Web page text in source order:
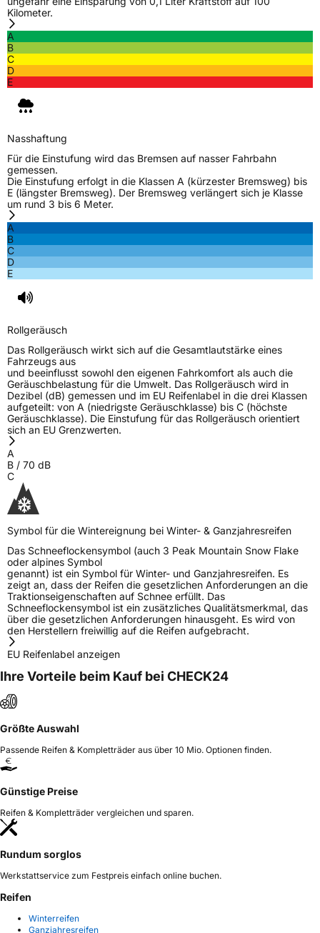
Kilometer.
A
B
C
D
E
Nasshaftung
Für die Einstufung wird das Bremsen auf nasser Fahrbahn
gemessen.
Die Einstufung erfolgt in die Klassen A (kürzester Bremsweg) bis
E (längster Bremsweg). Der Bremsweg verlängert sich je Klasse
um rund 3 bis 6 Meter.
A
B
C
D
E
Rollgeräusch
Das Rollgeräusch wirkt sich auf die Gesamtlautstärke eines
Fahrzeugs aus
und beeinflusst sowohl den eigenen Fahrkomfort als auch die
Geräuschbelastung für die Umwelt. Das Rollgeräusch wird in
Dezibel (dB) gemessen und im EU Reifenlabel in die drei Klassen
aufgeteilt: von A (niedrigste Geräuschklasse) bis C (höchste
Geräuschklasse). Die Einstufung für das Rollgeräusch orientiert
sich an EU Grenzwerten.
A
B / 70 dB
C
Symbol für die Wintereignung bei Winter- & Ganzjahresreifen
Das Schneeflockensymbol (auch 3 Peak Mountain Snow Flake
oder alpines Symbol
genannt) ist ein Symbol für Winter- und Ganzjahresreifen. Es
zeigt an, dass der Reifen die gesetzlichen Anforderungen an die
Traktionseigenschaften auf Schnee erfüllt. Das
Schneeflockensymbol ist ein zusätzliches Qualitätsmerkmal, das
über die gesetzlichen Anforderungen hinausgeht. Es wird von
den Herstellern freiwillig auf die Reifen aufgebracht.
EU Reifenlabel anzeigen
Ihre Vorteile beim Kauf bei CHECK24
Größte Auswahl
Passende Reifen & Kompletträder aus über 10 Mio. Optionen finden.
Günstige Preise
Reifen & Kompletträder vergleichen und sparen.
Rundum sorglos
Werkstattservice zum Festpreis einfach online buchen.
Reifen
Winterreifen
Ganzjahresreifen